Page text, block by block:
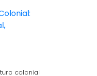
colonial